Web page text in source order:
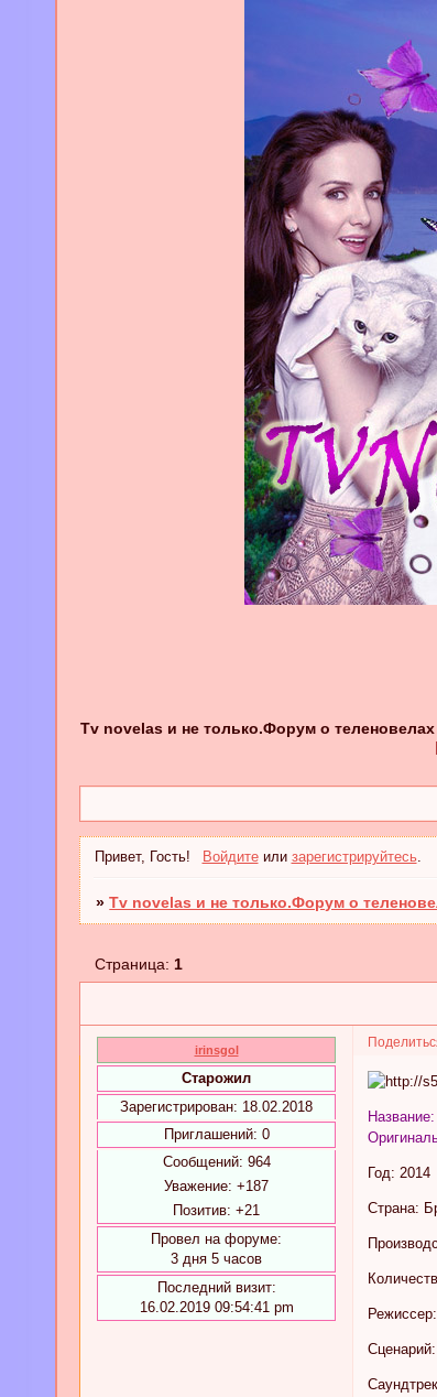
Tv novelas и не только.Форум о теленовелах
Привет, Гость! Войдитеили зарегистрируйтесь.
»Tv novelas и не только.Форум о
Страница:1
irinsgol
Старожил
Зарегистрирован: 18.02.2018
Приглашений: 0
Сообщений: 964
Уважение: +187
Позитив: +21
Провел на форуме:
3 дня 5 часов
Последний визит:
16.02.2019 09:54:41 pm
Название:
Год: 2014
Страна: